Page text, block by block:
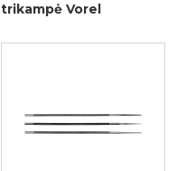
trikampė Vorel